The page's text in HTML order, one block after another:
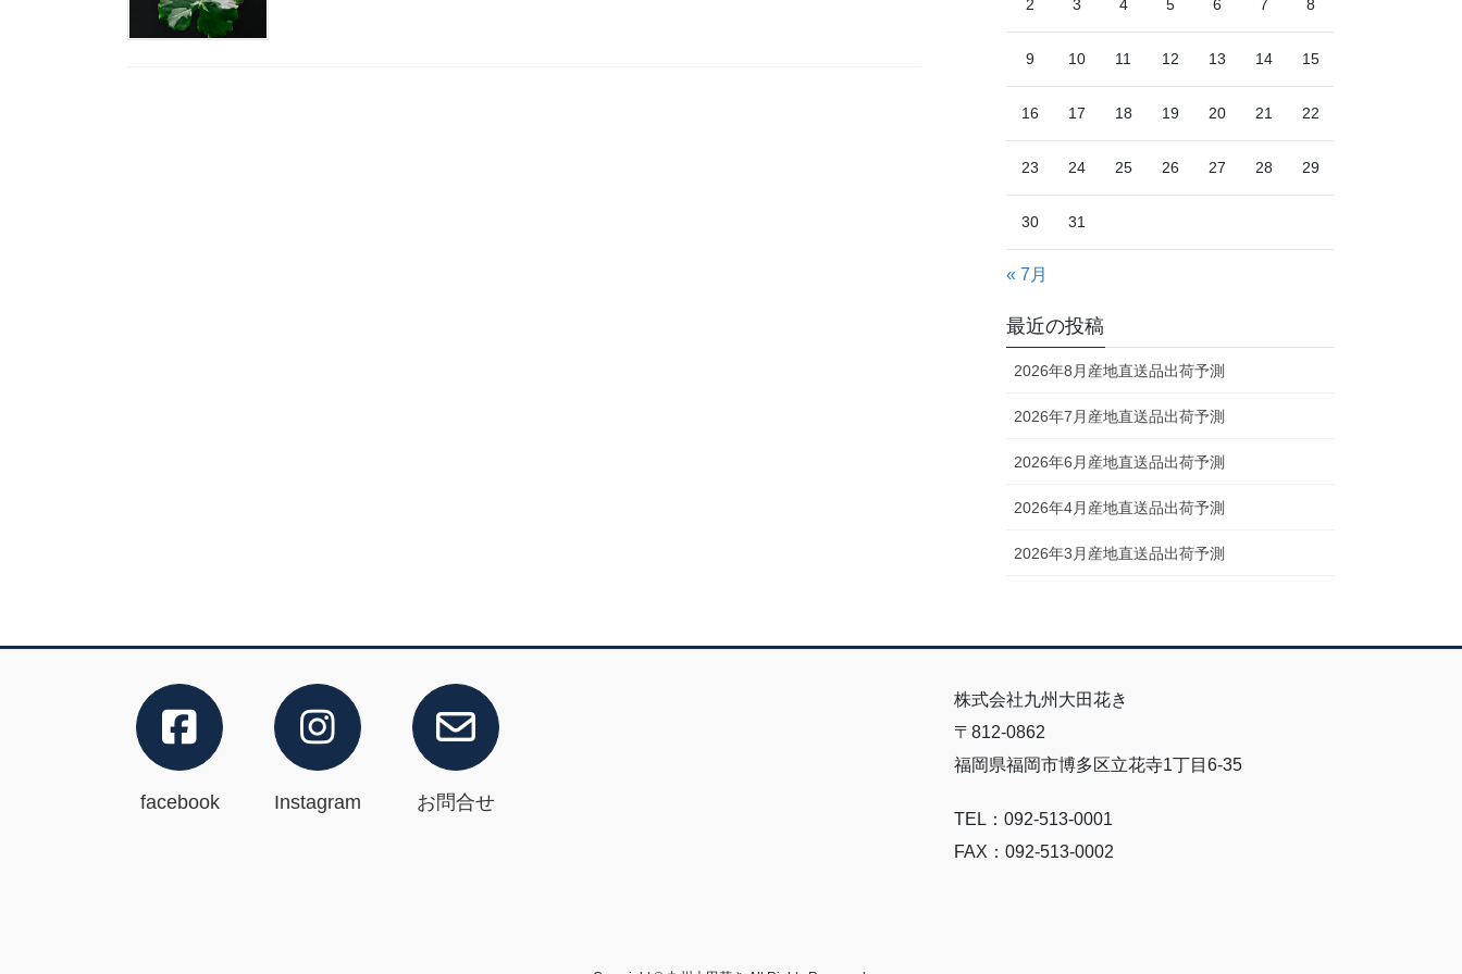
2 3 4 5 6 7 8
9 10 11 12 13 14 15
16 17 18 19 20 21 22
23 24 25 26 27 28 29
30 31
« 7月
最近の投稿
2026年8月産地直送品出荷予測
2026年7月産地直送品出荷予測
2026年6月産地直送品出荷予測
2026年4月産地直送品出荷予測
2026年3月産地直送品出荷予測
facebook Instagram お問合せ
株式会社九州大田花き
〒812-0862
福岡県福岡市博多区立花寺1丁目6-35
TEL：092-513-0001
FAX：092-513-0002